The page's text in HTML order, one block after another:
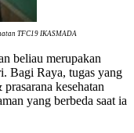
TFC19 IKASMADA
beliau merupakan
Bagi Raya, tugas yang
kesehatan
yang berbeda saat ia